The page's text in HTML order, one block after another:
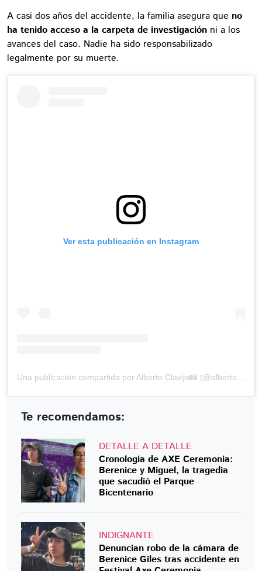
A casi dos años del accidente, la familia asegura que no
ha tenido acceso a la carpeta de investigación ni a los
avances del caso. Nadie ha sido responsabilizado
legalmente por su muerte.
Ver esta publicación en Instagram
Te recomendamos:
DETALLE A DETALLE
Cronología de AXE Ceremonia:
Berenice y Miguel, la tragedia
que sacudió el Parque
Bicentenario
INDIGNANTE
Denuncian robo de la cámara de
Berenice Giles tras accidente en